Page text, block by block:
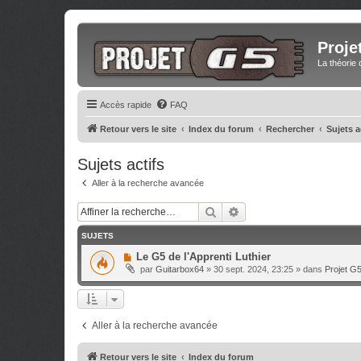
La théorie
Accès rapide FAQ
Retour vers le site Index du forum Rechercher Sujets
Sujets actifs
Aller à la recherche avancée
Rechercher
SUJETS
N
u
v
m
e
s
Le G5 de l'Apprenti Luthier
par Guitarbox64 » 30 sept. 2024, 23:25 » dans Projet G5
Aller à la recherche avancée
Retour vers le site Index du forum